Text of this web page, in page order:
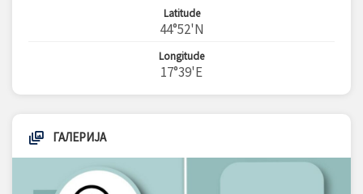
Latitude
44°52'N
Longitude
17°39'E
ГАЛЕРИЈА